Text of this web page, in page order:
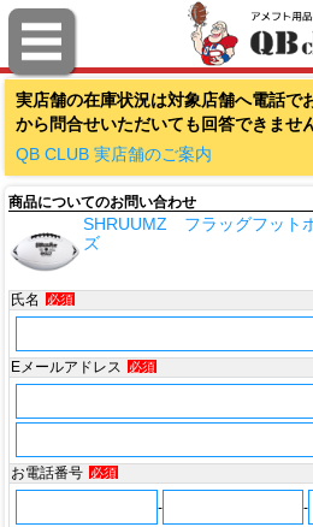
実店舗の在庫状況は対象店舗へ電話で
から問合せいただいても回答できませ
QB CLUB 実店舗のご案内
商品についてのお問い合わせ
SHRUUMZ フラッグフット
ズ
氏名 必須
Eメールアドレス 必須
お電話番号 必須
-
-
ファナティクス（Fanatics）
アウトドアキャップ（Outdoor Cap
スポルディング（SPALDING）
ミッチェル＆ネス（Mitchell & Ness）
ポータフォン（PORTAPHONE）
ギルマンギア（Gilman Gear）
サムプロ（ThumbPRO）